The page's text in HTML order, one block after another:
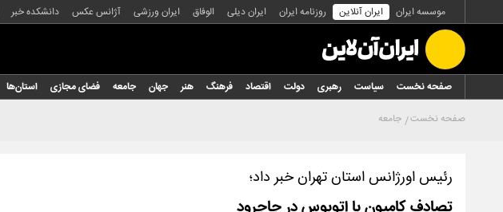
موسسه ایران ایران آنلاین روزنامه ایران ایران دیلی الوفاق ایران ورزشی آژانس عکس دانشکده خبر
صفحه نخست سیاست رهبری دولت اقتصاد فرهنگ هنر جهان جامعه فضای مجازی استان‌ها
صفحه نخست جامعه
رئیس اورژانس استان تهران خبر داد؛